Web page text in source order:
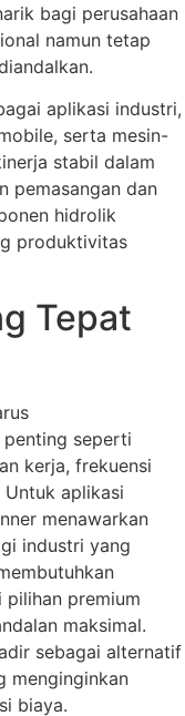
bagi perusahaan
namun tetap
aplikasi industri,
serta mesin-
stabil dalam
pemasangan dan
hidrolik
produktivitas
Tepat
seperti
kerja, frekuensi
Untuk aplikasi
menawarkan
industri yang
premium
maksimal.
sebagai alternatif
menginginkan
biaya.